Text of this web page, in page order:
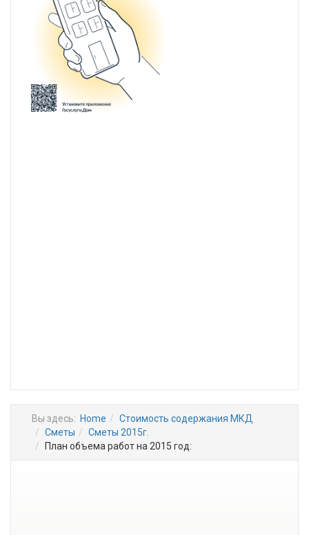
Вы здесь: Home
Стоимость содержания МКД
Сметы
Сметы 2015г.
План объема работ на 2015 год: